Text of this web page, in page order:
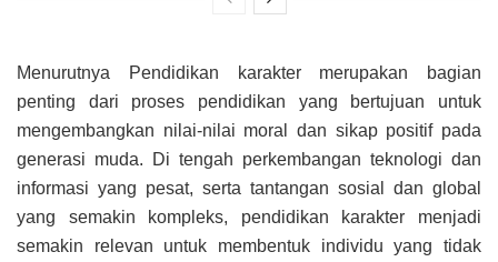
Menurutnya Pendidikan karakter merupakan bagian
penting dari proses pendidikan yang bertujuan untuk
mengembangkan nilai-nilai moral dan sikap positif pada
generasi muda. Di tengah perkembangan teknologi dan
informasi yang pesat, serta tantangan sosial dan global
yang semakin kompleks, pendidikan karakter menjadi
semakin relevan untuk membentuk individu yang tidak